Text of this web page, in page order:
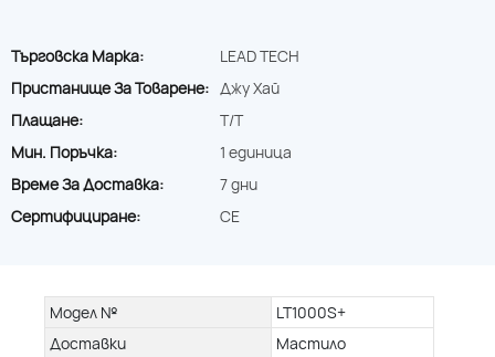
Търговска Марка:
LEAD TECH
Пристанище За Товарене: Джу Хай
Плащане:
T/T
Мин. Поръчка:
1 единица
Време За Доставка:
7 дни
Сертифициране:
CE
Модел №
LT1000S+
Доставки
Мастило